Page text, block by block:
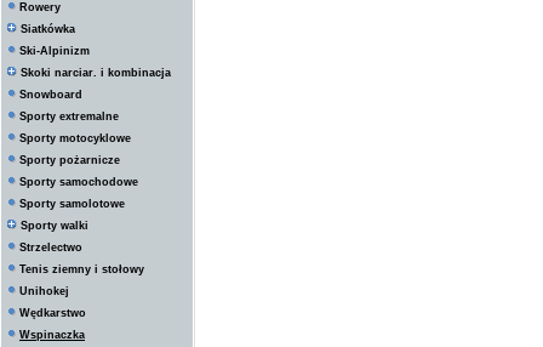
Rowery
Siatkówka
Ski-Alpinizm
Skoki narciar. i kombinacja
Snowboard
Sporty extremalne
Sporty motocyklowe
Sporty pożarnicze
Sporty samochodowe
Sporty samolotowe
Sporty walki
Strzelectwo
Tenis ziemny i stołowy
Unihokej
Wędkarstwo
Wspinaczka